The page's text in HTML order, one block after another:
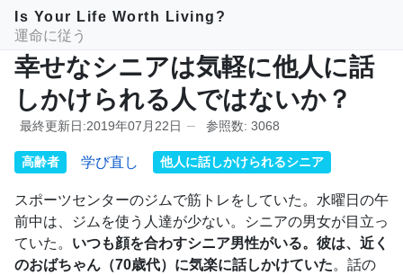
Is Your Life Worth Living?
運命に従う
幸せなシニアは気軽に他人に話
しかけられる人ではないか？
最終更新日:2019年07月22日 参照数: 3068
高齢者 学び直し 他人に話しかけられるシニア
スポーツセンターのジムで筋トレをしていた。水曜日の午
前中は、ジムを使う人達が少ない。シニアの男女が目立っ
ていた。 いつも顔を合わすシニア男性がいる。彼は、近く
のおばちゃん（70歳代）に気楽に話しかけていた。話の